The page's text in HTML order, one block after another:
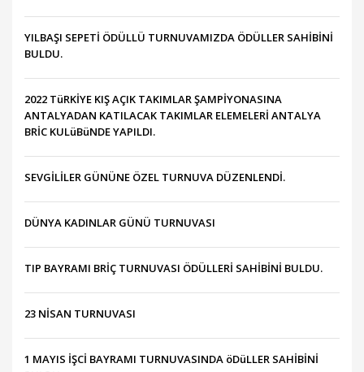
YILBAŞI SEPETİ ÖDÜLLÜ TURNUVAMIZDA ÖDÜLLER SAHİBİNİ
BULDU.
2022 TüRKİYE KIŞ AÇIK TAKIMLAR ŞAMPİYONASINA
ANTALYADAN KATILACAK TAKIMLAR ELEMELERİ ANTALYA
BRİC KULüBüNDE YAPILDI.
SEVGİLİLER GÜNÜNE ÖZEL TURNUVA DÜZENLENDİ.
DÜNYA KADINLAR GÜNÜ TURNUVASI
TIP BAYRAMI BRİÇ TURNUVASI ÖDÜLLERİ SAHİBİNİ BULDU.
23 NİSAN TURNUVASI
1 MAYIS İŞCİ BAYRAMI TURNUVASINDA öDüLLER SAHİBİNİ